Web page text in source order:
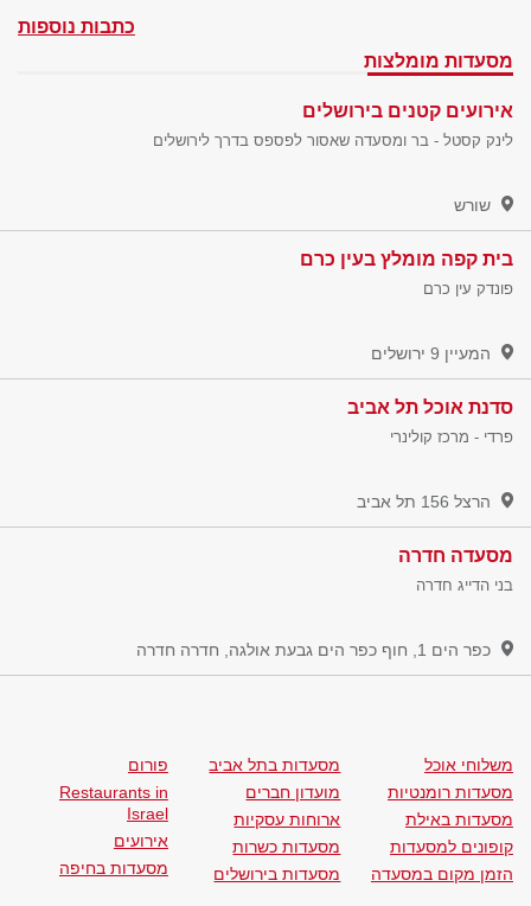
כתבות נוספות
מסעדות מומלצות
אירועים קטנים בירושלים
לינק קסטל - בר ומסעדה שאסור לפספס בדרך לירושלים
שורש
בית קפה מומלץ בעין כרם
פונדק עין כרם
המעיין 9 ירושלים
סדנת אוכל תל אביב
פרדי - מרכז קולינרי
הרצל 156 תל אביב
מסעדה חדרה
בני הדייג חדרה
כפר הים 1, חוף כפר הים גבעת אולגה, חדרה חדרה
משלוחי אוכל
מסעדות רומנטיות
מסעדות באילת
קופונים למסעדות
הזמן מקום במסעדה
מסעדות בתל אביב
מועדון חברים
ארוחות עסקיות
מסעדות כשרות
מסעדות בירושלים
פורום
Restaurants in
Israel
אירועים
מסעדות בחיפה